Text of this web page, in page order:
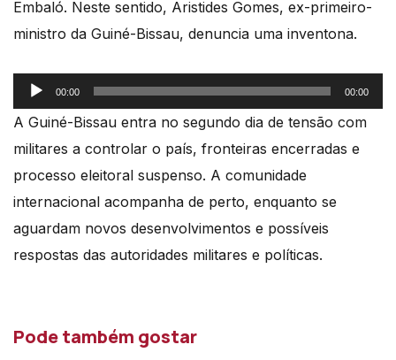
Embaló. Neste sentido, Aristides Gomes, ex-primeiro-
ministro da Guiné-Bissau, denuncia uma inventona.
Reprodutor
de
00:00 00:00
A Guiné-Bissau entra no segundo dia de tensão com
militares a controlar o país, fronteiras encerradas e
processo eleitoral suspenso. A comunidade
internacional acompanha de perto, enquanto se
aguardam novos desenvolvimentos e possíveis
respostas das autoridades militares e políticas.
Pode também gostar